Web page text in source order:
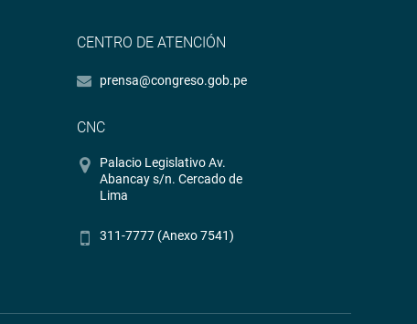
CENTRO DE ATENCIÓN
prensa@congreso.gob.pe
CNC
Palacio Legislativo Av.
Abancay s/n. Cercado de
Lima
311-7777 (Anexo 7541)